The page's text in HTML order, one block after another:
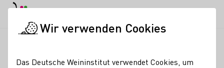
Wir verwenden Cookies
Das Deutsche Weininstitut verwendet Cookies, um